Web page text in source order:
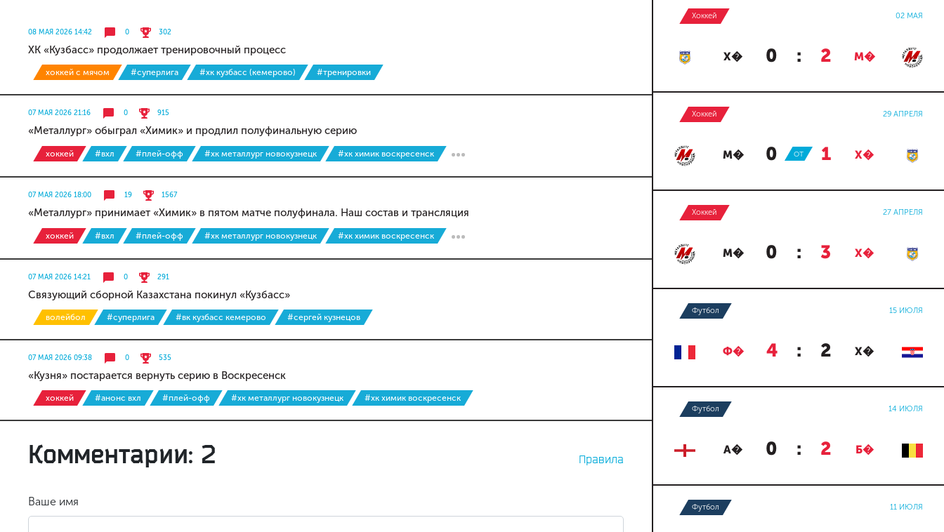
08 МАЯ 2026 14:42 0 302
ХК «Кузбасс» продолжает тренировочный процесс
хоккей с мячом #суперлига #хк кузбасс (кемерово) #тренировки
07 МАЯ 2026 21:16 0 915
«Металлург» обыграл «Химик» и продлил полуфинальную серию
хоккей #вхл #плей-офф #хк металлург новокузнецк #хк химик воскресенск
07 МАЯ 2026 18:00 19 1567
«Металлург» принимает «Химик» в пятом матче полуфинала. Наш состав и трансляция
хоккей #вхл #плей-офф #хк металлург новокузнецк #хк химик воскресенск
07 МАЯ 2026 14:21 0 291
Связующий сборной Казахстана покинул «Кузбасс»
волейбол #суперлига #вк кузбасс кемерово #сергей кузнецов
07 МАЯ 2026 09:38 0 535
«Кузня» постарается вернуть серию в Воскресенск
хоккей #анонс вхл #плей-офф #хк металлург новокузнецк #хк химик воскресенск
Комментарии: 2 Правила
Ваше имя
Хоккей 02 МАЯ
Х� 0 : 2 М�
Хоккей 29 АПРЕЛЯ
М� 0 : 1 Х�
ОТ
Хоккей 27 АПРЕЛЯ
М� 0 : 3 Х�
Футбол 15 ИЮЛЯ
Ф� 4 : 2 Х�
Футбол 14 ИЮЛЯ
А� 0 : 2 Б�
Футбол 11 ИЮЛЯ